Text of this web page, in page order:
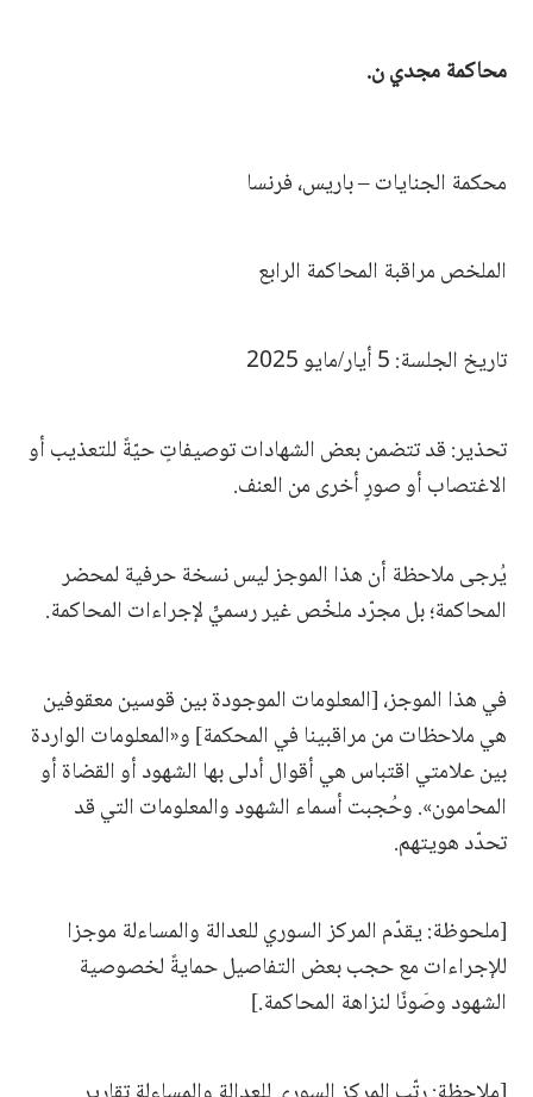
محاكمة مجدي ن.
محكمة الجنايات – باريس، فرنسا
الملخص مراقبة المحاكمة الرابع
تاريخ الجلسة: 5 أيار/مايو 2025
تحذير: قد تتضمن بعض الشهادات توصيفاتٍ حيّةً للتعذيب أو
الاغتصاب أو صورٍ أخرى من العنف.
يُرجى ملاحظة أن هذا الموجز ليس نسخة حرفية لمحضر
المحاكمة؛ بل مجرّد ملخّص غير رسميٍّ لإجراءات المحاكمة.
في هذا الموجز، [المعلومات الموجودة بين قوسين معقوفين
هي ملاحظات من مراقبينا في المحكمة] و«المعلومات الواردة
بين علامتي اقتباس هي أقوال أدلى بها الشهود أو القضاة أو
المحامون». وحُجبت أسماء الشهود والمعلومات التي قد
تحدّد هويتهم.
[ملحوظة: يقدّم المركز السوري للعدالة والمساءلة موجزا
للإجراءات مع حجب بعض التفاصيل حمايةً لخصوصية
الشهود وصَونًا لنزاهة المحاكمة.]